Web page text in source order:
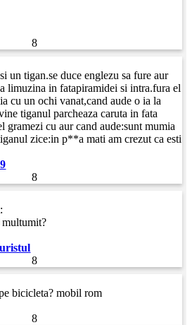
8
un tigan.se duce englezu sa fure aur
limuzina in fatapiramidei si intra.fura el
cu un ochi vanat,cand aude o ia la
tiganul parcheaza caruta in fata
gramezi cu aur cand aude:sunt mumia
zice:in p**a mati am crezut ca esti
8
multumit?
8
bicicleta? mobil rom
8